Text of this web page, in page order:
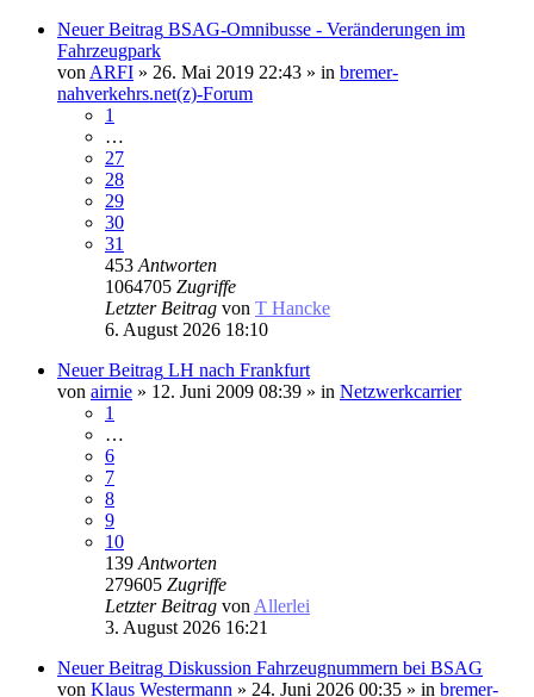
Neuer Beitrag BSAG-Omnibusse - Veränderungen im
Fahrzeugpark
von ARFI » 26. Mai 2019 22:43 » in bremer-
nahverkehrs.net(z)-Forum
1
…
27
28
29
30
31
453 Antworten
1064705 Zugriffe
Letzter Beitrag von T Hancke
6. August 2026 18:10
Neuer Beitrag LH nach Frankfurt
von airnie » 12. Juni 2009 08:39 » in Netzwerkcarrier
1
…
6
7
8
9
10
139 Antworten
279605 Zugriffe
Letzter Beitrag von Allerlei
3. August 2026 16:21
Neuer Beitrag Diskussion Fahrzeugnummern bei BSAG
von Klaus Westermann » 24. Juni 2026 00:35 » in bremer-